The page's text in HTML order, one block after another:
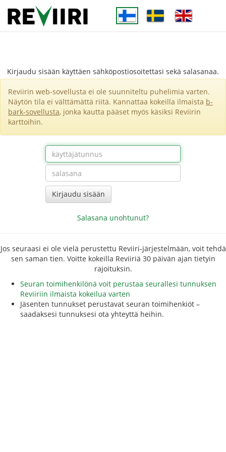
Kirjaudu sisään käyttäen sähköpostiosoitettasi sekä salasanaa.
Reviirin web-sovellusta ei ole suunniteltu puhelimia varten.
Näytön tila ei välttämättä riitä. Kannattaa kokeilla ilmaista b-
bark-sovellusta, jonka kautta pääset myös käsiksi Reviirin
karttoihin.
Kirjaudu sisään
Salasana unohtunut?
Jos seuraasi ei ole vielä perustettu Reviiri-järjestelmään, voit tehdä
sen saman tien. Voitte kokeilla Reviiriä 30 päivän ajan tietyin
rajoituksin.
Seuran toimihenkilönä voit perustaa seurallesi tunnuksen
Reviiriin ilmaista kokeilua varten
Jäsenten tunnukset perustavat seuran toimihenkiöt –
saadaksesi tunnuksesi ota yhteyttä heihin.